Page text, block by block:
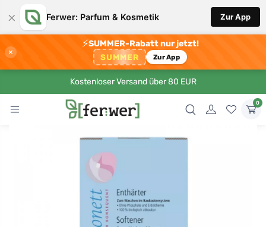
× Ferwer: Parfum & Kosmetik Zur App
×
⚡SUMMER-Rabatt nur jetzt!
SUMMER Zur App
Kostenloser Versand über 80 EUR
0